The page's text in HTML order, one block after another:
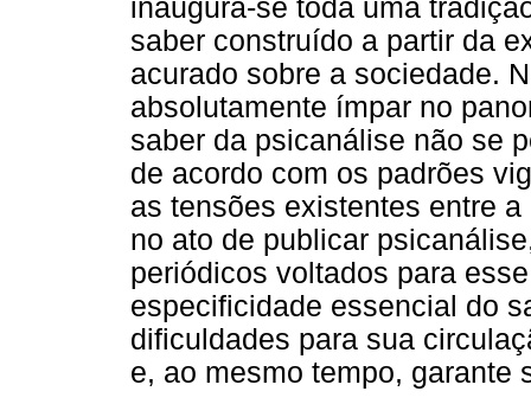
inaugura-se toda uma
saber construído a partir da
acurado sobre a sociedade.
absolutamente ímpar no
saber da psicanálise não se
de acordo com os padrões
as tensões existentes entre
no ato de publicar
periódicos voltados para
especificidade essencial do
dificuldades para sua
e, ao mesmo tempo, garante